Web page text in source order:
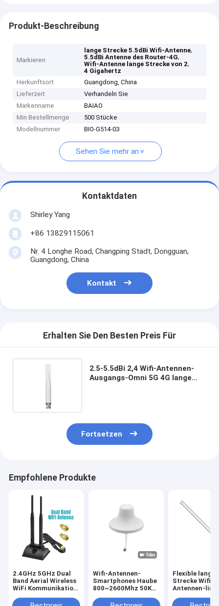
Produkt-Beschreibung
Markieren
lange Strecke 5.5dBi Wifi-Antenne,
5.5dBi Antenne des Router-4G,
Wifi-Antenne lange Strecke von 2,
4 Gigahertz
Herkunftsort
Guangdong, China
Lieferzeit
Verhandeln Sie
Markenname
BAIAO
Min Bestellmenge
500 Stücke
Modellnummer
BIO-G514-03
Sehen Sie mehr an
Kontaktdaten
Shirley Yang
+86 13829115061
Nr. 4 Longhe Road, Changping Stadt, Dongguan,
Guangdong, China
Kontakt
Erhalten Sie Den Besten Preis Für
2.5-5.5dBi 2,4 Wifi-Antennen-
Ausgangs-Omni 5G 4G lange
Fortsetzen
Empfohlene Produkte
2.4GHz 5GHz Dual
Band Aerial Wireless
WiFi Kommunikation
Magnetbasis für
Wifi-Antennen-
Smartphones Haube
800~2600Mhz 50Km
Zusatzantenne
Flexible lange
Strecke Wifi-
Antennen-
Polarisation